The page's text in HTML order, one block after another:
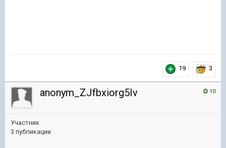
19 3
10
anonym_ZJfbxiorg5Iv
Участник
3 публикации